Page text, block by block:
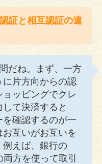
証と相互認証の違
だね。まず、一方
片方向からの認
ッピングでクレ
て決済すると
を確認するのが一
互いがお互いを
えば、銀行の
方を使って取引